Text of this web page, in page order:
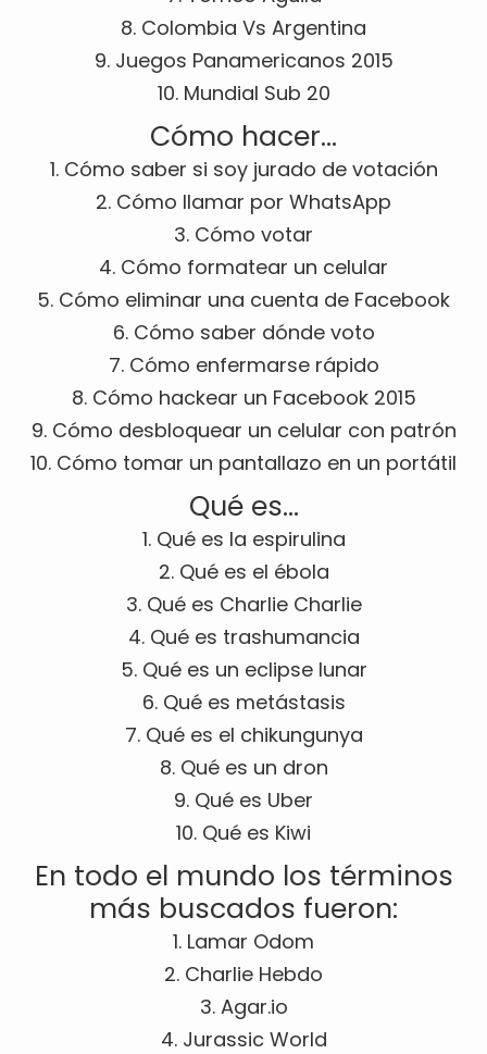
8. Colombia Vs Argentina
9. Juegos Panamericanos 2015
10. Mundial Sub 20
Cómo hacer…
1. Cómo saber si soy jurado de votación
2. Cómo llamar por WhatsApp
3. Cómo votar
4. Cómo formatear un celular
5. Cómo eliminar una cuenta de Facebook
6. Cómo saber dónde voto
7. Cómo enfermarse rápido
8. Cómo hackear un Facebook 2015
9. Cómo desbloquear un celular con patrón
10. Cómo tomar un pantallazo en un portátil
Qué es…
1. Qué es la espirulina
2. Qué es el ébola
3. Qué es Charlie Charlie
4. Qué es trashumancia
5. Qué es un eclipse lunar
6. Qué es metástasis
7. Qué es el chikungunya
8. Qué es un dron
9. Qué es Uber
10. Qué es Kiwi
En todo el mundo los términos
más buscados fueron:
1. Lamar Odom
2. Charlie Hebdo
3. Agar.io
4. Jurassic World